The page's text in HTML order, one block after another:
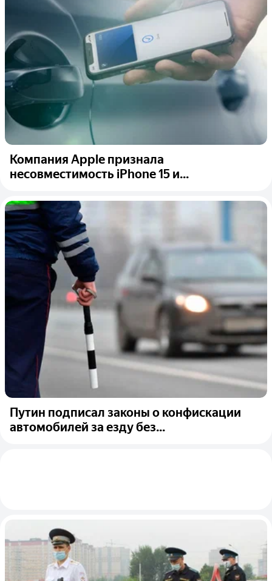
Компания Apple признала
несовместимость iPhone 15 и...
Путин подписал законы о конфискации
автомобилей за езду без...